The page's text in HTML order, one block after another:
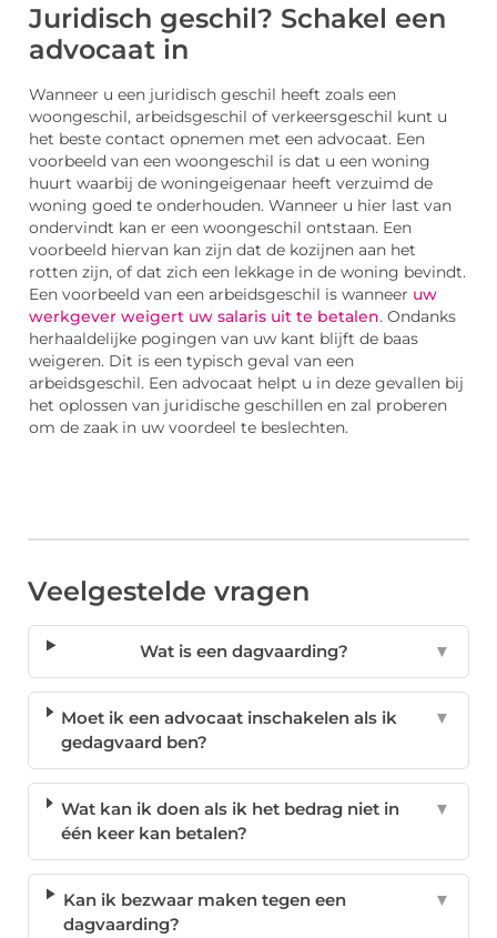
Juridisch geschil? Schakel een
advocaat in
Wanneer u een juridisch geschil heeft zoals een
woongeschil, arbeidsgeschil of verkeersgeschil kunt u
het beste contact opnemen met een advocaat. Een
voorbeeld van een woongeschil is dat u een woning
huurt waarbij de woningeigenaar heeft verzuimd de
woning goed te onderhouden. Wanneer u hier last van
ondervindt kan er een woongeschil ontstaan. Een
voorbeeld hiervan kan zijn dat de kozijnen aan het
rotten zijn, of dat zich een lekkage in de woning bevindt.
Een voorbeeld van een arbeidsgeschil is wanneer uw
werkgever weigert uw salaris uit te betalen. Ondanks
herhaaldelijke pogingen van uw kant blijft de baas
weigeren. Dit is een typisch geval van een
arbeidsgeschil. Een advocaat helpt u in deze gevallen bij
het oplossen van juridische geschillen en zal proberen
om de zaak in uw voordeel te beslechten.
Veelgestelde vragen
Wat is een dagvaarding? ▼
Moet ik een advocaat inschakelen als ik
gedagvaard ben?
▼
Wat kan ik doen als ik het bedrag niet in
één keer kan betalen?
▼
Kan ik bezwaar maken tegen een
dagvaarding?
▼